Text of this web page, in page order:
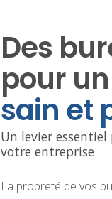
Des
pour
sain et
Un levier
votre entreprise
La propreté de vos